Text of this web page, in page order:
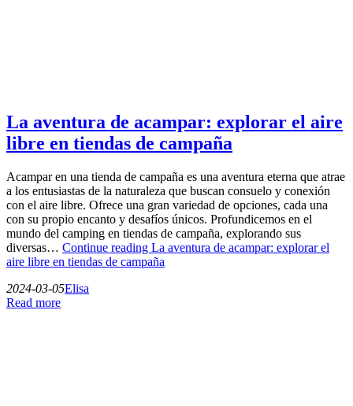
La aventura de acampar: explorar el aire
libre en tiendas de campaña
Acampar en una tienda de campaña es una aventura eterna que atrae
a los entusiastas de la naturaleza que buscan consuelo y conexión
con el aire libre. Ofrece una gran variedad de opciones, cada una
con su propio encanto y desafíos únicos. Profundicemos en el
mundo del camping en tiendas de campaña, explorando sus
diversas… Continue reading La aventura de acampar: explorar el
aire libre en tiendas de campaña
2024-03-05Elisa
Read more